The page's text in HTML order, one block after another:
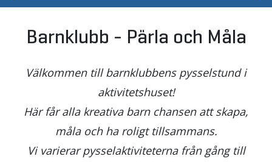
Barnklubb - Pärla och Måla
Välkommen till barnklubbens pysselstund i
aktivitetshuset!
Här får alla kreativa barn chansen att skapa,
måla och ha roligt tillsammans.
Vi varierar pysselaktiviteterna från gång till